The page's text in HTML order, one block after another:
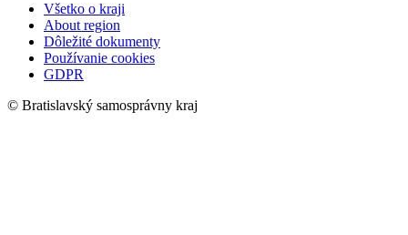
Všetko o kraji
About region
Dôležité dokumenty
Používanie cookies
GDPR
© Bratislavský samosprávny kraj